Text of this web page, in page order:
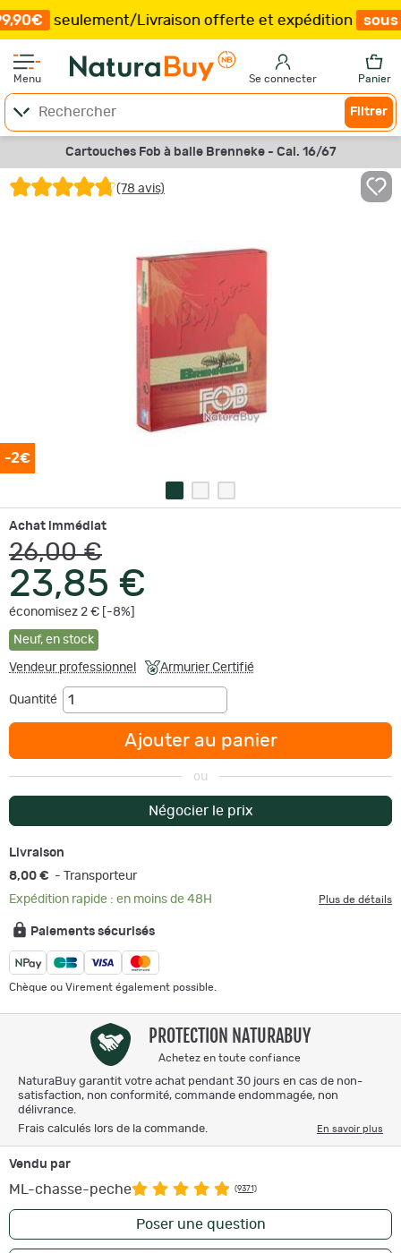
/Livraison offerte et expédition sous 15 jours /
Menu Se connecter Panier
Filtrer
Cartouches Fob à balle Brenneke - Cal. 16/67
(78 avis)
-2€
Achat immédiat
26,00 €
23,85 €
économisez 2 € [-8%]
Neuf, en stock
Vendeur professionnel Armurier Certifié
Quantité
Ajouter au panier
ou
Négocier le prix
Livraison
8,00 € - Transporteur
Expédition rapide : en moins de 48H
Plus de détails
Paiements sécurisés
Chèque ou Virement également possible.
PROTECTION NATURABUY
Achetez en toute confiance
NaturaBuy garantit votre achat pendant 30 jours en cas de non-
satisfaction, non conformité, commande endommagée, non
délivrance.
Frais calculés lors de la commande.
En savoir plus
Vendu par
ML-chasse-peche (9371)
Poser une question